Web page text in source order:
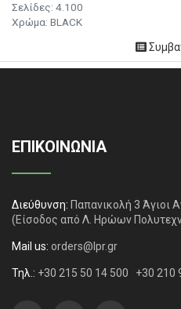
Σελίδες: 4.100
Χρώμα: BLACK
ΕΠΙΚΟΙΝΩΝΙΑ
Διεύθυνση: Παπανικολή 3 Άγιοι
(Είσοδος από Λ. Ηρώων
Mail us: orders@lpr.gr
Τηλ.: +30 215 50 14 500 +30 210